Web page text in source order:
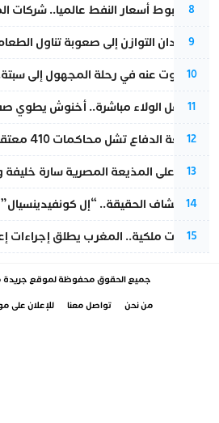
8
رغم هبوط أسعار النفط عالميا..
9
من فقدان التوازن إلى صعوبة تناول
10
المسكوت عنه في رحلة المجهول إلى
11
بعد حفل الولاء مباشرة.. أخنوش يطوي
12
مقاطعة الدفاع تشل محاكمات 410 معتقلين.. والنيابة العامة تبحث عن حل قانوني
13
الحكم على المذيعة المصرية سارة خليفة و12 متهما بالإعدام في قضية هزت بلاد
14
بعد انكشاف الحقيقة.. “إل
15
بتعليمات ملكية.. المغرب يطلق إجراءات
جميع الحقوق محفوظة لموقع جريدة
من نحن تواصل معنا للإعلان على